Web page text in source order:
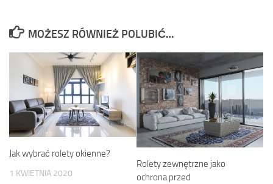
MOŻESZ RÓWNIEŻ POLUBIĆ…
Jak wybrać rolety okienne?
1 KWIETNIA 2020
Rolety zewnętrzne jako
ochrona przed